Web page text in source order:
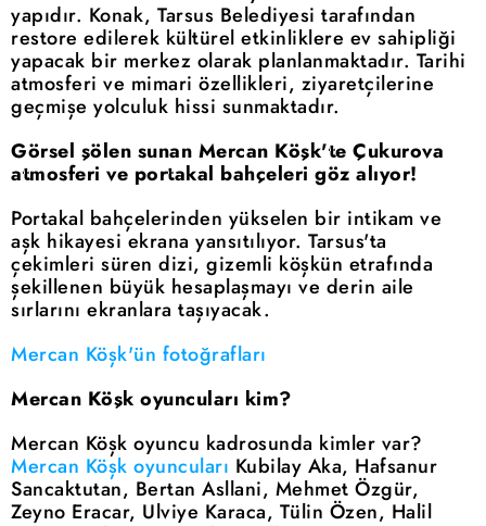
yapıdır. Konak, Tarsus Belediyesi tarafından
restore edilerek kültürel etkinliklere ev sahipliği
yapacak bir merkez olarak planlanmaktadır. Tarihi
atmosferi ve mimari özellikleri, ziyaretçilerine
geçmişe yolculuk hissi sunmaktadır.
Görsel şölen sunan Mercan Köşk'te Çukurova
atmosferi ve portakal bahçeleri göz alıyor!
Portakal bahçelerinden yükselen bir intikam ve
aşk hikayesi ekrana yansıtılıyor. Tarsus'ta
çekimleri süren dizi, gizemli köşkün etrafında
şekillenen büyük hesaplaşmayı ve derin aile
sırlarını ekranlara taşıyacak.
Mercan Köşk'ün fotoğrafları
Mercan Köşk oyuncuları kim?
Mercan Köşk oyuncu kadrosunda kimler var?
Mercan Köşk oyuncuları Kubilay Aka, Hafsanur
Sancaktutan, Bertan Asllani, Mehmet Özgür,
Zeyno Eracar, Ulviye Karaca, Tülin Özen, Halil